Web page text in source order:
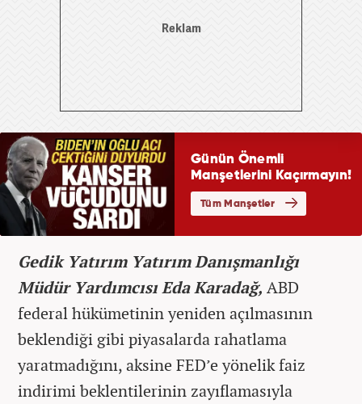
Gedik Yatırım Yatırım Danışmanlığı
Müdür Yardımcısı Eda Karadağ, ABD
federal hükümetinin yeniden açılmasının
beklendiği gibi piyasalarda rahatlama
yaratmadığını, aksine FED’e yönelik faiz
indirimi beklentilerinin zayıflamasıyla